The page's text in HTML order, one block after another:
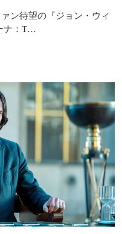
ン待望の『ジョン・ウィ
ナ：T…